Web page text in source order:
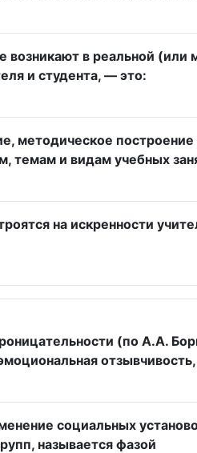
в реальной
и студента, — это:
методическое
темам и видам учебных
на искренности
(по А.А.
социальных
называется фазой